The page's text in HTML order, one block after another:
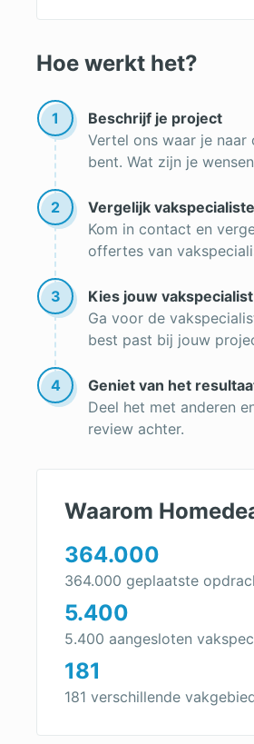
Hoe werkt het?
1
Beschrijf je project
Vertel ons waar je naar
bent. Wat zijn je
2
Vergelijk
Kom in contact en
offertes van
3
Kies jouw vakspecialist
Ga voor de
best past bij jouw
4
Geniet van het
Deel het met anderen
review achter.
Waarom
364.000
364.000 geplaatste
5.400
5.400 aangesloten
181
181 verschillende